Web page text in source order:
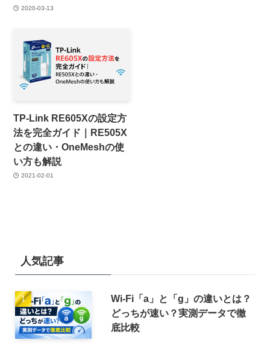
2020-03-13
TP-Link RE605Xの設定方
法を完全ガイド｜RE505X
との違い・OneMeshの使
い方も解説
2021-02-01
人気記事
Wi-Fi「a」と「g」の違いとは？
どっちが速い？実測データで徹
底比較